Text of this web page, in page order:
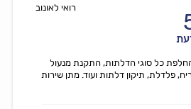
רואי לאונוב
כל סוגי הדלתות, התקנת מנעול
פלדלת, תיקון דלתות ועוד. מתן שירות